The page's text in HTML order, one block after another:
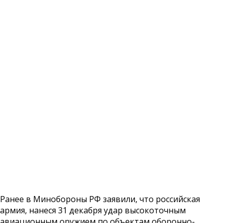
Ранее в Минобороны РФ заявили, что российская
армия, нанеся 31 декабря удар высокоточным